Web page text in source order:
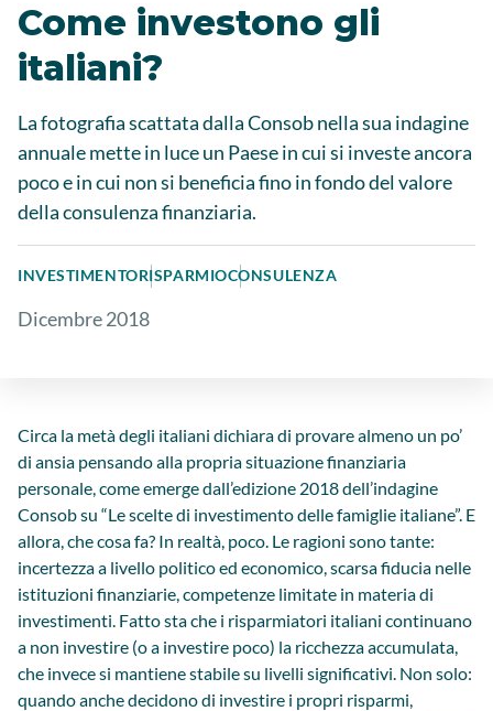
Come investono gli
italiani?
La fotografia scattata dalla Consob nella sua indagine
annuale mette in luce un Paese in cui si investe ancora
poco e in cui non si beneficia fino in fondo del valore
della consulenza finanziaria.
INVESTIMENTORISPARMIOCONSULENZA
Dicembre 2018
Circa la metà degli italiani dichiara di provare almeno un po’
di ansia pensando alla propria situazione finanziaria
personale, come emerge dall’edizione 2018 dell’indagine
Consob su “Le scelte di investimento delle famiglie italiane”. E
allora, che cosa fa? In realtà, poco. Le ragioni sono tante:
incertezza a livello politico ed economico, scarsa fiducia nelle
istituzioni finanziarie, competenze limitate in materia di
investimenti. Fatto sta che i risparmiatori italiani continuano
a non investire (o a investire poco) la ricchezza accumulata,
che invece si mantiene stabile su livelli significativi. Non solo:
quando anche decidono di investire i propri risparmi,